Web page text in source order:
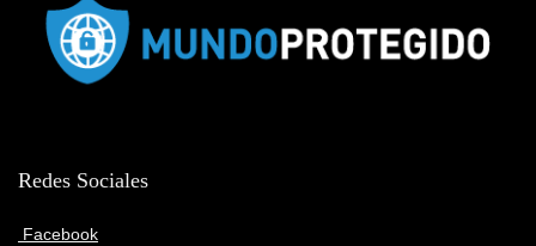
Redes Sociales
Facebook